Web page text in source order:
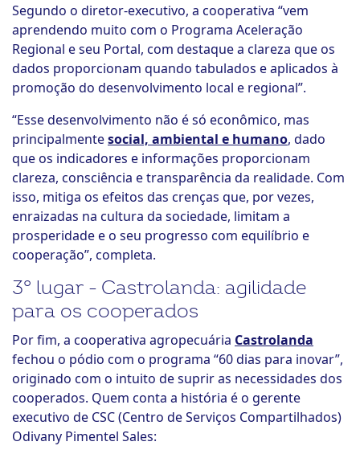
Segundo o diretor-executivo, a cooperativa “vem
aprendendo muito com o Programa Aceleração
Regional e seu Portal, com destaque a clareza que os
dados proporcionam quando tabulados e aplicados à
promoção do desenvolvimento local e regional”.
“Esse desenvolvimento não é só econômico, mas
principalmentesocial, ambiental e humano, dado
que os indicadores e informações proporcionam
clareza, consciência e transparência da realidade. Com
isso, mitiga os efeitos das crenças que, por vezes,
enraizadas na cultura da sociedade, limitam a
prosperidade e o seu progresso com equilíbrio e
cooperação”, completa.
3° lugar - Castrolanda: agilidade
para os cooperados
Por fim, a cooperativa agropecuária Castrolanda
fechou o pódio com o programa “60 dias para inovar”,
originado com o intuito de suprir as necessidades dos
cooperados. Quem conta a história é o gerente
executivo de CSC (Centro de Serviços Compartilhados)
Odivany Pimentel Sales: